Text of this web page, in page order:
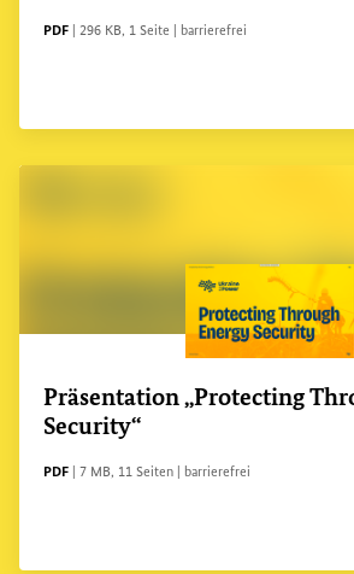
DATEITYP
PDF Dateigröße
296 KB, Seiten
1 Seite Zugänglichkeit
barrierefrei
Präsentation „Protecting
Security“
DATEITYP
PDF Dateigröße
7 MB, Seiten
11 Seiten Zugänglichkeit
barrierefrei